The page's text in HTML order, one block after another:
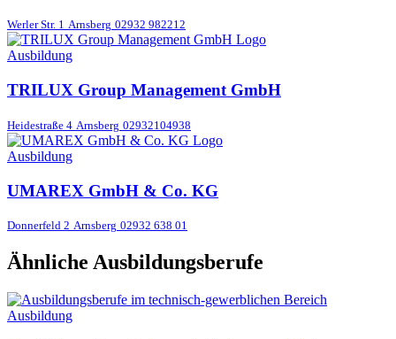
Werler Str. 1 Arnsberg 02932 982212
Ausbildung
TRILUX Group Management GmbH
Heidestraße 4 Arnsberg 02932104938
Ausbildung
UMAREX GmbH & Co. KG
Donnerfeld 2 Arnsberg 02932 638 01
Ähnliche Ausbildungsberufe
Ausbildung